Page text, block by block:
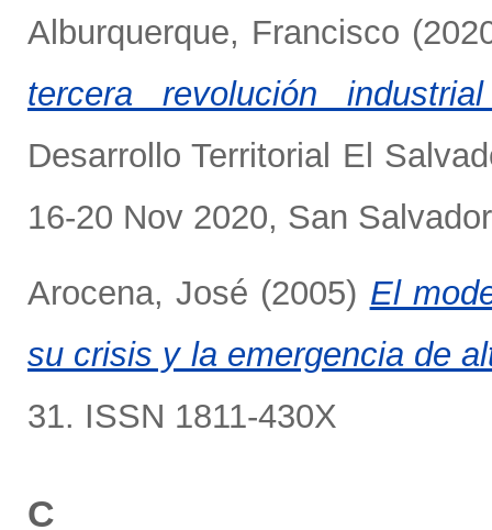
Alburquerque, Francisco
tercera revolución
Desarrollo Territorial El
16-20 Nov 2020, San
Arocena, José (2005) El
su crisis y la emergencia de
31. ISSN 1811-430X
C